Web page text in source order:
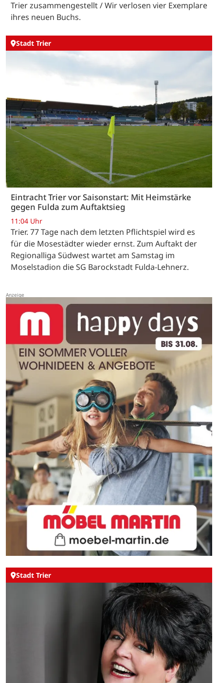
Trier zusammengestellt / Wir verlosen vier Exemplare
ihres neuen Buchs.
Stadt Trier
Eintracht Trier vor Saisonstart: Mit Heimstärke
gegen Fulda zum Auftaktsieg
11:04 Uhr
Trier. 77 Tage nach dem letzten Pflichtspiel wird es
für die Mosestädter wieder ernst. Zum Auftakt der
Regionalliga Südwest wartet am Samstag im
Moselstadion die SG Barockstadt Fulda-Lehnerz.
Stadt Trier